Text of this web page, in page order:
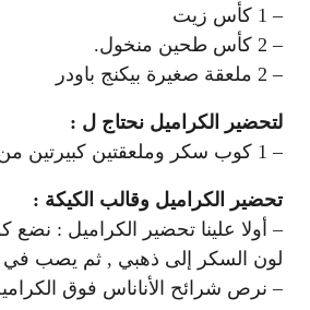
– 1 كأس زيت
– 2 كأس طحين منخول.
– 2 ملعقة صغيرة بيكنج باودر
لتحضير الكراميل نحتاج ل :
– 1 كوب سكر وملعقتين كبيرتين من الماء .
تحضير الكراميل وقالب الكيكة :
– أولا علينا تحضير الكراميل :
لون السكر إلى ذهبي , ثم يصب في
– نرص شرائح الأناناس فوق